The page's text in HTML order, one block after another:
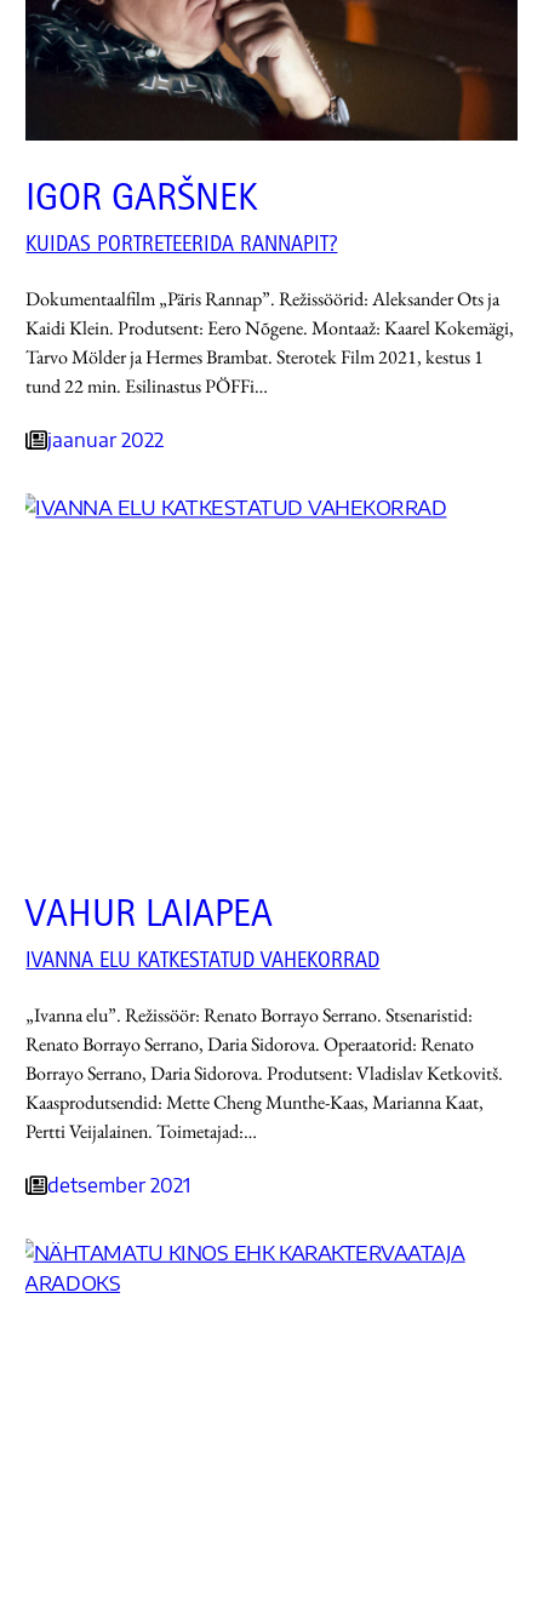
IGOR GARŠNEK
KUIDAS PORTRETEERIDA RANNAPIT?
Dokumentaalfilm „Päris Rannap”. Režissöörid: Aleksander Ots ja
Kaidi Klein. Produtsent: Eero Nõgene. Montaaž: Kaarel Kokemägi,
Tarvo Mölder ja Hermes Brambat. Sterotek Film 2021, kestus 1
tund 22 min. Esilinastus PÖFFi…
jaanuar 2022
VAHUR LAIAPEA
IVANNA ELU KATKESTATUD VAHEKORRAD
„Ivanna elu”. Režissöör: Renato Borrayo Serrano. Stsenaristid:
Renato Borrayo Serrano, Daria Sidorova. Operaatorid: Renato
Borrayo Serrano, Daria Sidorova. Produtsent: Vladislav Ketkovitš.
Kaasprodutsendid: Mette Cheng Munthe-Kaas, Marianna Kaat,
Pertti Veijalainen. Toimetajad:…
detsember 2021